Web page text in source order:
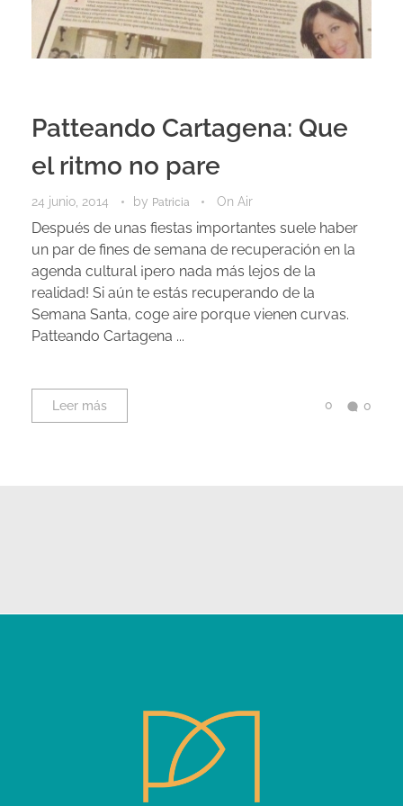
Patteando Cartagena: Que
el ritmo no pare
24 junio, 2014 by Patricia On Air
Después de unas fiestas importantes suele haber
un par de fines de semana de recuperación en la
agenda cultural ¡pero nada más lejos de la
realidad! Si aún te estás recuperando de la
Semana Santa, coge aire porque vienen curvas.
Patteando Cartagena ...
Leer más 0 0